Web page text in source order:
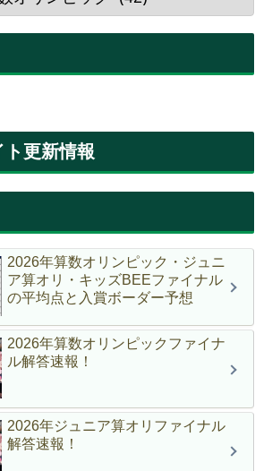
更新情報
2026年算数オリンピック・ジュニ
ア算オリ・キッズBEEファイナル
の平均点と入賞ボーダー予想
2026年算数オリンピックファイナ
ル解答速報！
2026年ジュニア算オリファイナル
解答速報！